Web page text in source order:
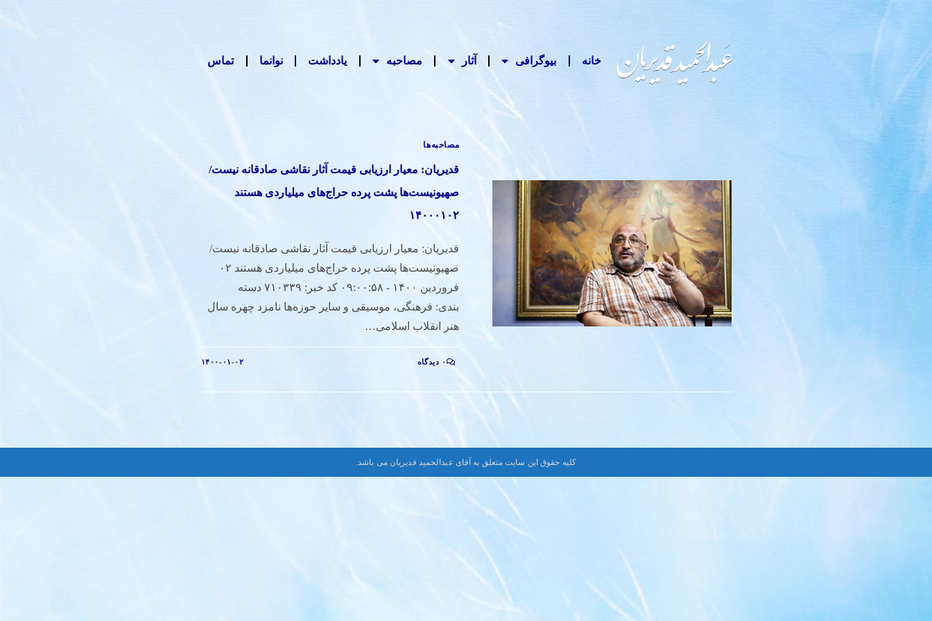
خانه بیوگرافی آثار مصاحبه‌ یادداشت‌ نوانما تماس
مصاحبه‌ها
قدیریان: معیار ارزیابى قیمت آثار نقاشى صادقانه نیست/
صهیونیست‌ها پشت پرده حراج‌های میلیاردی هستند
۱۴۰۰۰۱۰۲
قديريان: معيار ارزيابى قيمت آثار نقاشى صادقانه نيست/
صهیونیست‌ها پشت پرده حراج‌های میلیاردی هستند ۰۲
فروردین ۱۴۰۰ - ۰۹:۰۰:۵۸ کد خبر: ۷۱۰۳۳۹ دسته
بندی: فرهنگی، موسیقی و سایر حوزه‌ها نامزد چهره سال
هنر انقلاب اسلامى…
۰ دیدگاه ۱۴۰۰-۰۱-۰۲
کلیه حقوق این سایت متعلق به آقای عبدالحمید قدیریان می باشد.